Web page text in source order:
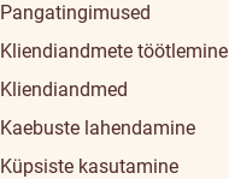
Pangatingimused
Kliendiandmete töötlemine
Kliendiandmed
Kaebuste lahendamine
Küpsiste kasutamine